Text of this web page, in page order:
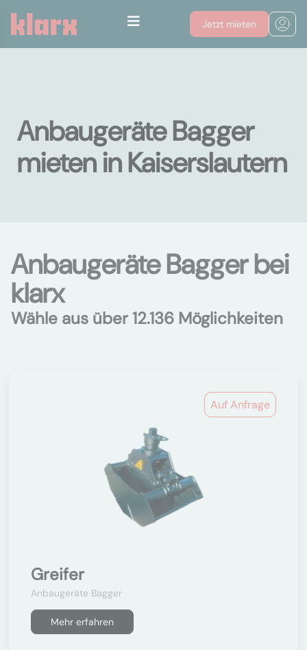
Jetzt mieten
Anbaugeräte Bagger
mieten in Kaiserslautern
Anbaugeräte Bagger bei
klarx
Wähle aus über 12.136 Möglichkeiten
Auf Anfrage
Greifer
Anbaugeräte Bagger
Mehr erfahren